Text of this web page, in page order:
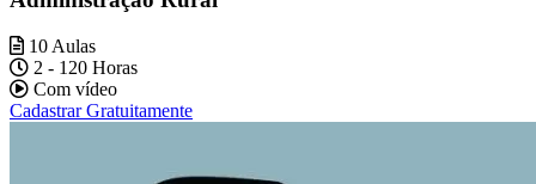
10 Aulas
2 - 120 Horas
Com vídeo
Cadastrar Gratuitamente